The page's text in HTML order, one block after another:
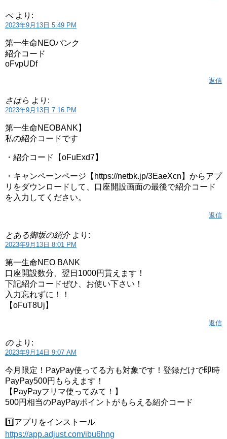
ぺ より:
2023年9月13日 5:49 PM
第一生命NEOバンク
紹介コード
oFvpUDf
返信
さはら より:
2023年9月13日 7:16 PM
第一生命NEOBANK】
私の紹介コードです
・紹介コード【oFuExd7】
・キャンペーンページ【https://netbk.jp/3EaeXcn】からアプ
リをダウンロードして、口座開設画面の最後で紹介コード
を入力してください。
返信
とある御坂の紹介 より:
2023年9月13日 8:01 PM
第一生命NEO BANK
口座開設数分、翌日1000円貰えます！
下記紹介コードぜひ、お使い下さい！
入力忘れずに！！
【oFuT8Uj】
返信
の より:
2023年9月14日 9:07 AM
今月限定！PayPay使ってる方も対象です！登録だけで即時
PayPay500円もらえます！
【PayPayフリマ使ってみて！】
500円相当のPayPayポイントがもらえる紹介コード
1️⃣アプリをインストール
https://app.adjust.com/ibu6hng